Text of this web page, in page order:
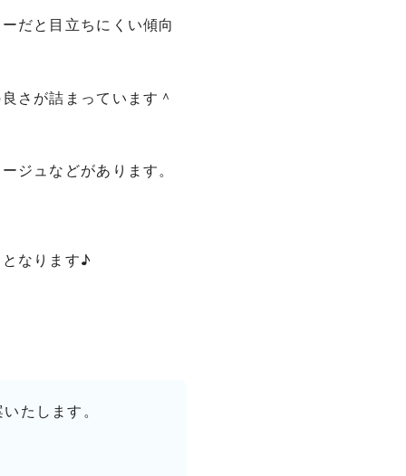
だと目立ちにくい傾向
さが詰まっています＾
ジュなどがあります。
なります♪
たします。